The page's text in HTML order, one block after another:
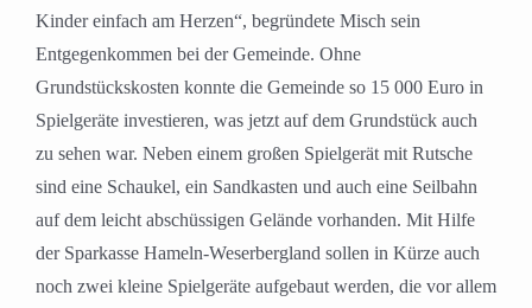
Kinder einfach am Herzen“, begründete Misch sein
Entgegenkommen bei der Gemeinde. Ohne
Grundstückskosten konnte die Gemeinde so 15 000 Euro in
Spielgeräte investieren, was jetzt auf dem Grundstück auch
zu sehen war. Neben einem großen Spielgerät mit Rutsche
sind eine Schaukel, ein Sandkasten und auch eine Seilbahn
auf dem leicht abschüssigen Gelände vorhanden. Mit Hilfe
der Sparkasse Hameln-Weserbergland sollen in Kürze auch
noch zwei kleine Spielgeräte aufgebaut werden, die vor allem